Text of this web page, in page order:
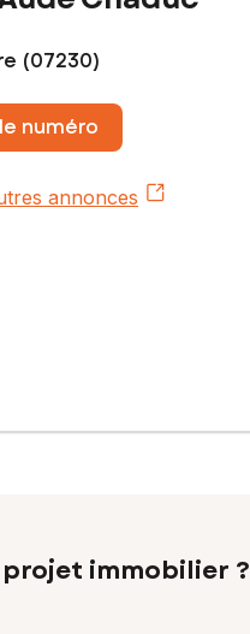
(07230)
numéro
annonces
projet immobilier ?